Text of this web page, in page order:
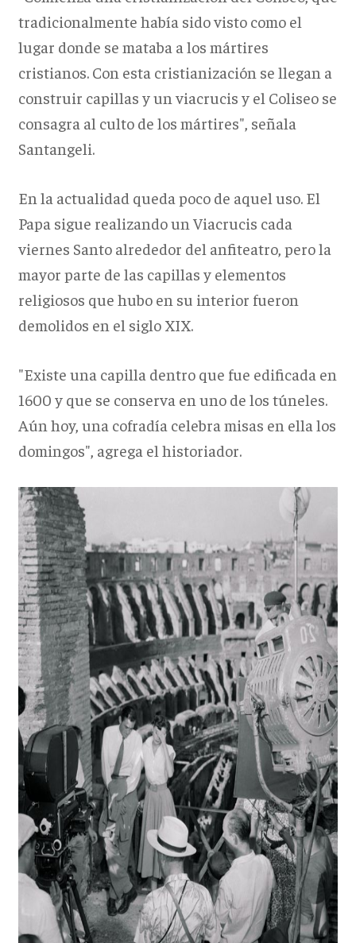
tradicionalmente había sido visto como el
lugar donde se mataba a los mártires
cristianos. Con esta cristianización se llegan a
construir capillas y un viacrucis y el Coliseo se
consagra al culto de los mártires", señala
Santangeli.
En la actualidad queda poco de aquel uso. El
Papa sigue realizando un Viacrucis cada
viernes Santo alrededor del anfiteatro, pero la
mayor parte de las capillas y elementos
religiosos que hubo en su interior fueron
demolidos en el siglo XIX.
"Existe una capilla dentro que fue edificada en
1600 y que se conserva en uno de los túneles.
Aún hoy, una cofradía celebra misas en ella los
domingos", agrega el historiador.